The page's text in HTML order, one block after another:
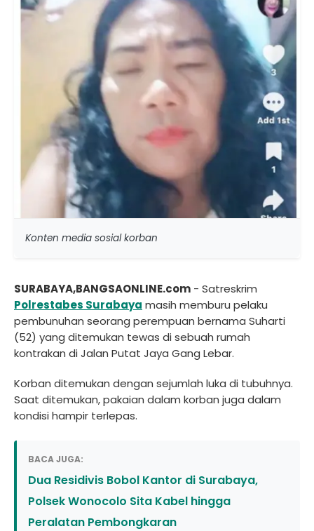
Konten media sosial korban
SURABAYA,BANGSAONLINE.com - Satreskrim
Polrestabes Surabaya masih memburu pelaku
pembunuhan seorang perempuan bernama Suharti
(52) yang ditemukan tewas di sebuah rumah
kontrakan di Jalan Putat Jaya Gang Lebar.
Korban ditemukan dengan sejumlah luka di tubuhnya.
Saat ditemukan, pakaian dalam korban juga dalam
kondisi hampir terlepas.
BACA JUGA:
Dua Residivis Bobol Kantor di Surabaya,
Polsek Wonocolo Sita Kabel hingga
Peralatan Pembongkaran